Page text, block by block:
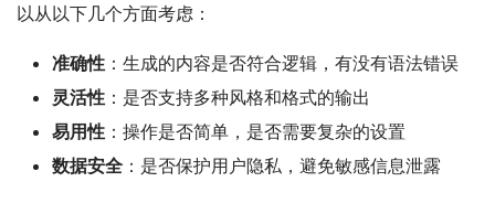
以从以下几个方面考虑：
准确性 ：生成的内容是否符合逻辑，有没有语法错误
灵活性 ：是否支持多种风格和格式的输出
易用性 ：操作是否简单，是否需要复杂的设置
数据安全 ：是否保护用户隐私，避免敏感信息泄露